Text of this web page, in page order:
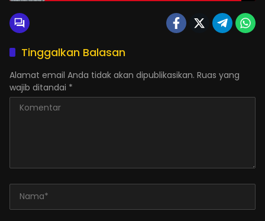
Tinggalkan Balasan
Alamat email Anda tidak akan dipublikasikan. Ruas yang
wajib ditandai *